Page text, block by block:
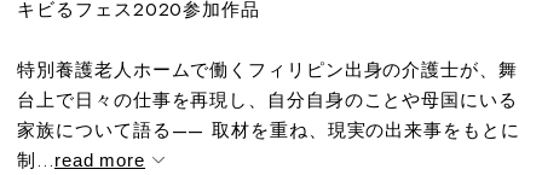
キビるフェス2020参加作品
特別養護老人ホームで働くフィリピン出身の介護士が、舞
台上で日々の仕事を再現し、自分自身のことや母国にいる
家族について語る—— 取材を重ね、現実の出来事をもとに
制...read more